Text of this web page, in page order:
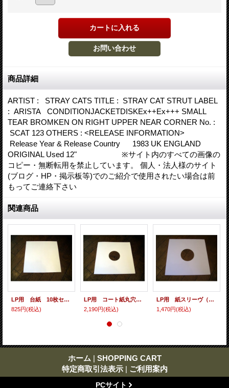
商品詳細
ARTIST : STRAY CATS TITLE : STRAY CAT STRUT LABEL
: ARISTA CONDITIONJACKETDISKEx++Ex+++ SMALL
TEAR BROMKEN ON RIGHT UPPER NEAR CORNER No. :
SCAT 123 OTHERS : <RELEASE INFORMATION>
Release Year & Release Country 1983 UK ENGLAND
ORIGINAL Used 12" ※サイト内のすべての画像の
コピー・無断転用を禁止しています。 個人・法人様のサイト
(ブログ・HP・掲示板等)でのご紹介で使用されたい場合は前
もってご連絡下さい
関連商品
LP用 台紙 10枚セット
825円(税込)
LP用 コート紙丸穴ジャケ 10枚セット
2,190円(税込)
LP用 紙スリーヴ（レギュラー 四角の角） 10枚セット
1,470円(税込)
ホーム | SHOPPING CART
特定商取引法表示 | ご利用案内
PCサイト